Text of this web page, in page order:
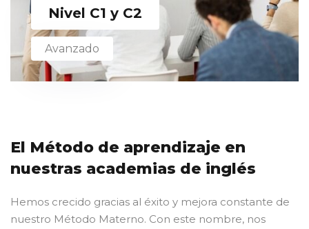
Nivel C1 y C2
Avanzado
El Método de aprendizaje en
nuestras academias de inglés
Hemos crecido gracias al éxito y mejora constante de
nuestro Método Materno. Con este nombre, nos